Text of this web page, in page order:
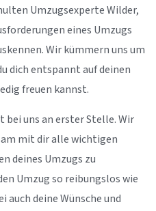
Umzugsexperte Wilder,
eines Umzugs
Wir kümmern uns um
dich entspannt auf deinen
freuen kannst.
uns an erster Stelle. Wir
mit dir alle wichtigen
deines Umzugs zu
Umzug so reibungslos wie
deine Wünsche und